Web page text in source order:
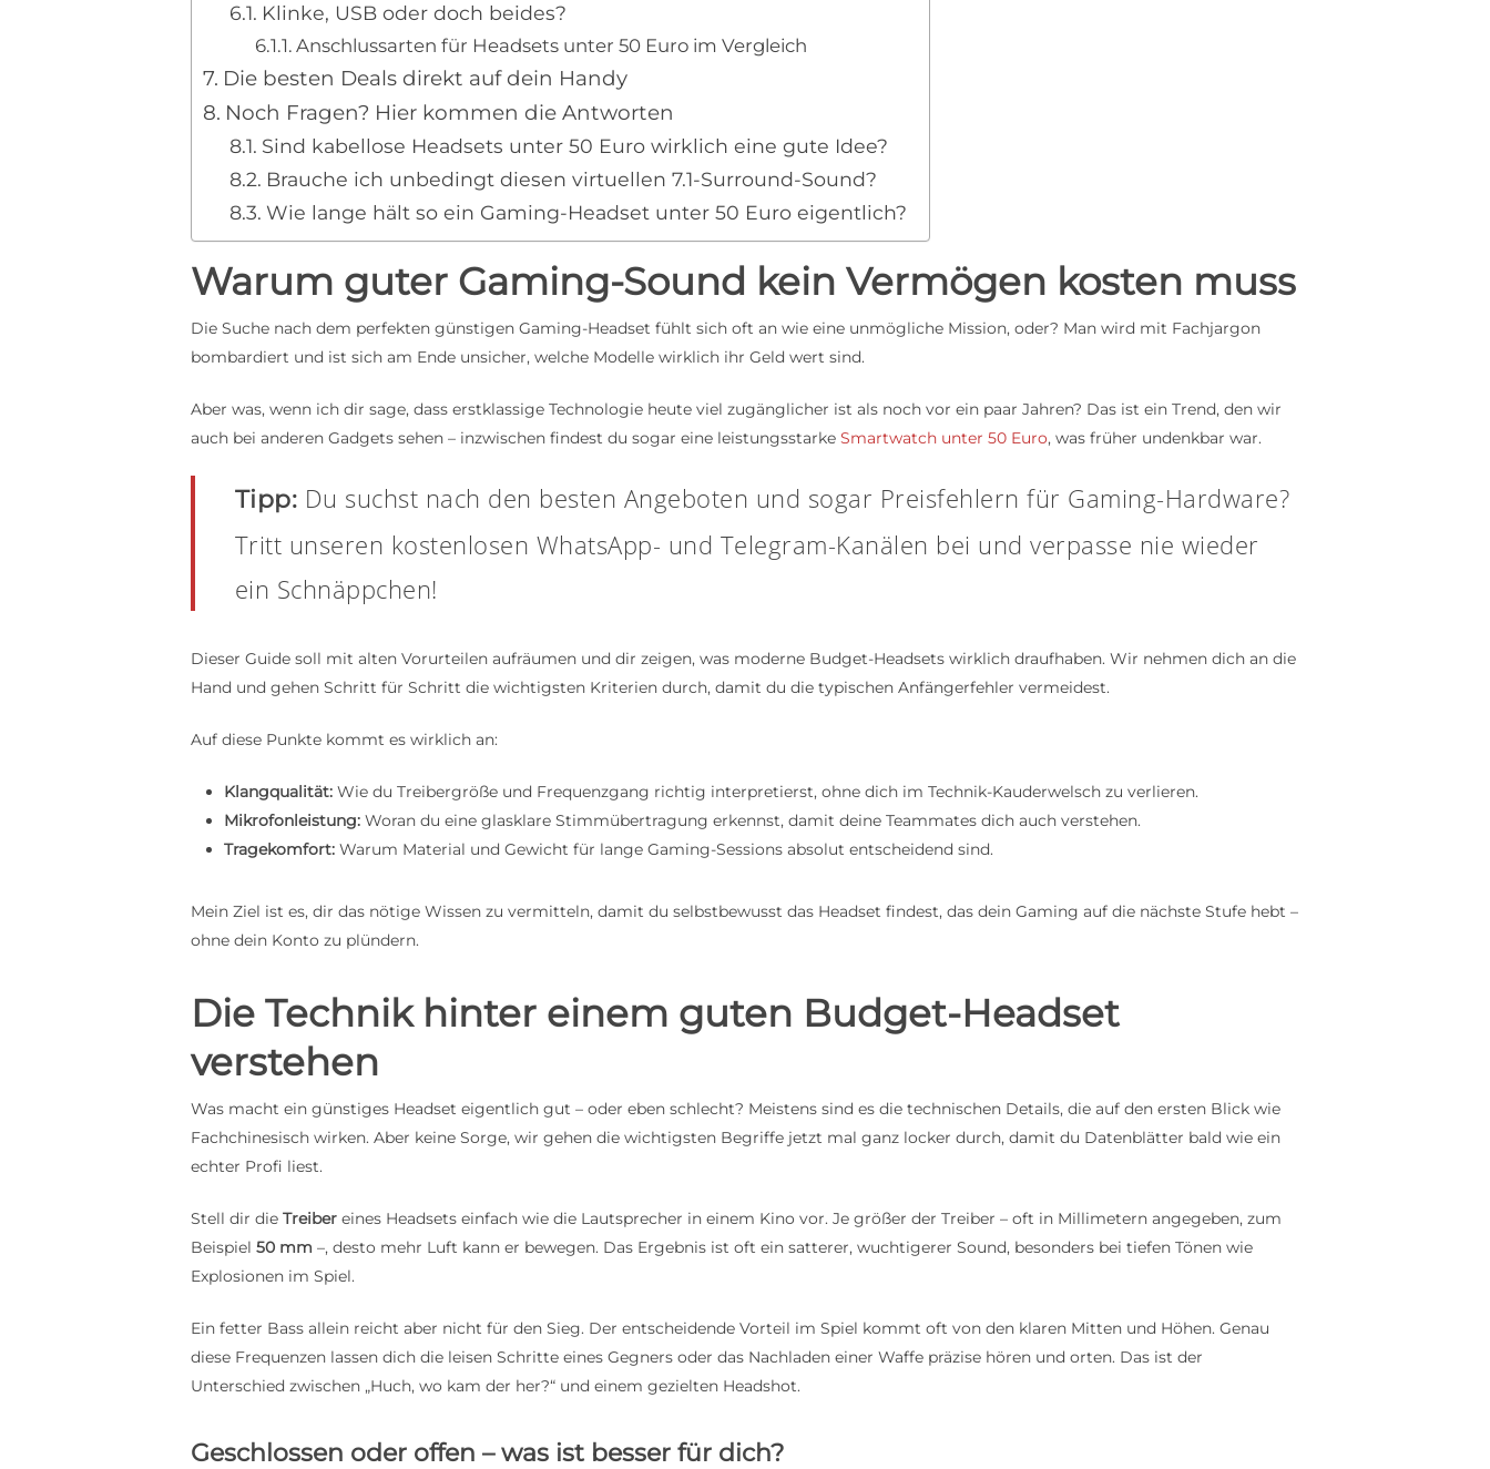
Klinke, USB oder doch beides?
Anschlussarten für Headsets unter 50 Euro im Vergleich
Die besten Deals direkt auf dein Handy
Noch Fragen? Hier kommen die Antworten
Sind kabellose Headsets unter 50 Euro wirklich eine gute Idee?
Brauche ich unbedingt diesen virtuellen 7.1-Surround-Sound?
Wie lange hält so ein Gaming-Headset unter 50 Euro eigentlich?
Warum guter Gaming-Sound kein Vermögen kosten muss
Die Suche nach dem perfekten günstigen Gaming-Headset fühlt sich oft an wie eine unmögliche Mission, oder? Man wird mit Fachjargon
bombardiert und ist sich am Ende unsicher, welche Modelle wirklich ihr Geld wert sind.
Aber was, wenn ich dir sage, dass erstklassige Technologie heute viel zugänglicher ist als noch vor ein paar Jahren? Das ist ein Trend, den wir
auch bei anderen Gadgets sehen – inzwischen findest du sogar eine leistungsstarke Smartwatch unter 50 Euro, was früher undenkbar war.
Tipp: Du suchst nach den besten Angeboten und sogar Preisfehlern für Gaming-Hardware?
Tritt unseren kostenlosen WhatsApp- und Telegram-Kanälen bei und verpasse nie wieder
ein Schnäppchen!
Dieser Guide soll mit alten Vorurteilen aufräumen und dir zeigen, was moderne Budget-Headsets wirklich draufhaben. Wir nehmen dich an die
Hand und gehen Schritt für Schritt die wichtigsten Kriterien durch, damit du die typischen Anfängerfehler vermeidest.
Auf diese Punkte kommt es wirklich an:
Klangqualität: Wie du Treibergröße und Frequenzgang richtig interpretierst, ohne dich im Technik-Kauderwelsch zu verlieren.
Mikrofonleistung: Woran du eine glasklare Stimmübertragung erkennst, damit deine Teammates dich auch verstehen.
Tragekomfort: Warum Material und Gewicht für lange Gaming-Sessions absolut entscheidend sind.
Mein Ziel ist es, dir das nötige Wissen zu vermitteln, damit du selbstbewusst das Headset findest, das dein Gaming auf die nächste Stufe hebt –
ohne dein Konto zu plündern.
Die Technik hinter einem guten Budget-Headset
verstehen
Was macht ein günstiges Headset eigentlich gut – oder eben schlecht? Meistens sind es die technischen Details, die auf den ersten Blick wie
Fachchinesisch wirken. Aber keine Sorge, wir gehen die wichtigsten Begriffe jetzt mal ganz locker durch, damit du Datenblätter bald wie ein
echter Profi liest.
Stell dir die Treiber eines Headsets einfach wie die Lautsprecher in einem Kino vor. Je größer der Treiber – oft in Millimetern angegeben, zum
Beispiel 50 mm –, desto mehr Luft kann er bewegen. Das Ergebnis ist oft ein satterer, wuchtigerer Sound, besonders bei tiefen Tönen wie
Explosionen im Spiel.
Ein fetter Bass allein reicht aber nicht für den Sieg. Der entscheidende Vorteil im Spiel kommt oft von den klaren Mitten und Höhen. Genau
diese Frequenzen lassen dich die leisen Schritte eines Gegners oder das Nachladen einer Waffe präzise hören und orten. Das ist der
Unterschied zwischen „Huch, wo kam der her?“ und einem gezielten Headshot.
Geschlossen oder offen – was ist besser für dich?